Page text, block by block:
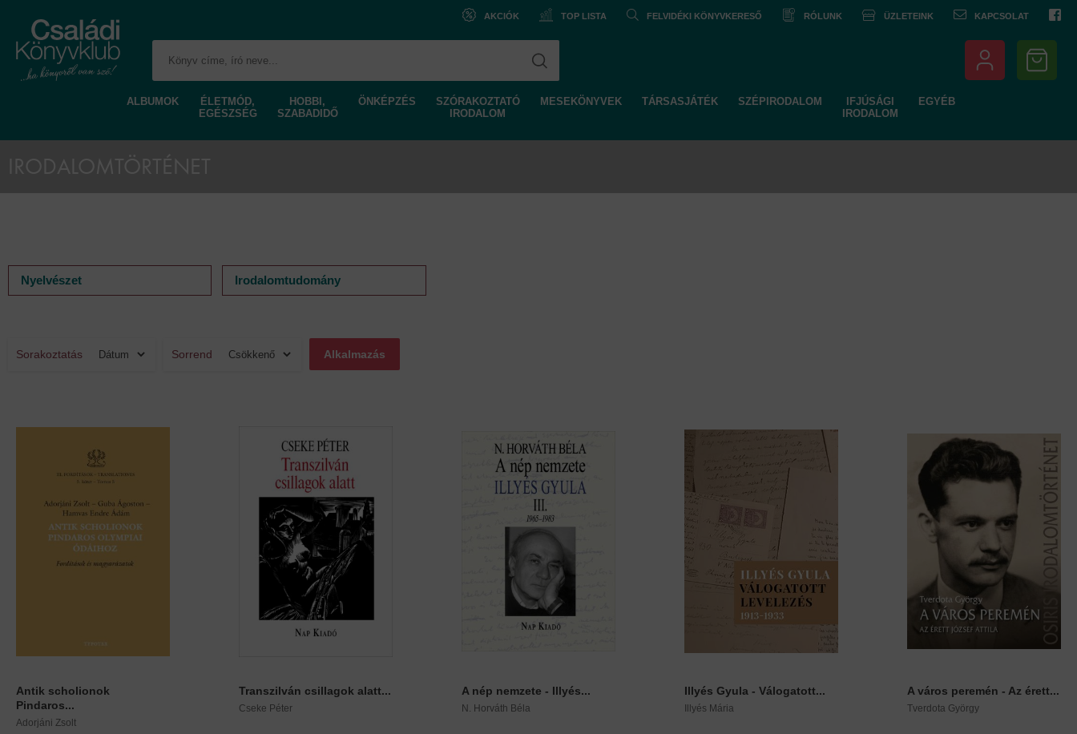
AKCIÓK TOP LISTA FELVIDÉKI KÖNYVKERESŐ RÓLUNK ÜZLETEINK KAPCSOLAT
ALBUMOK
ÉLETMÓD,
EGÉSZSÉG
HOBBI,
SZABADIDŐ
ÖNKÉPZÉS
SZÓRAKOZTATÓ
IRODALOM
MESEKÖNYVEK TÁRSASJÁTÉK SZÉPIRODALOM
IFJÚSÁGI
IRODALOM
EGYÉB
Nyelvészet Irodalomtudomány
Sorakoztatás Sorrend
Antik scholionok
Pindaros...
Adorjáni Zsolt
Transzilván csillagok alatt...
Cseke Péter
A nép nemzete - Illyés...
N. Horváth Béla
Illyés Gyula - Válogatott...
Illyés Mária
A város peremén - Az érett...
Tverdota György